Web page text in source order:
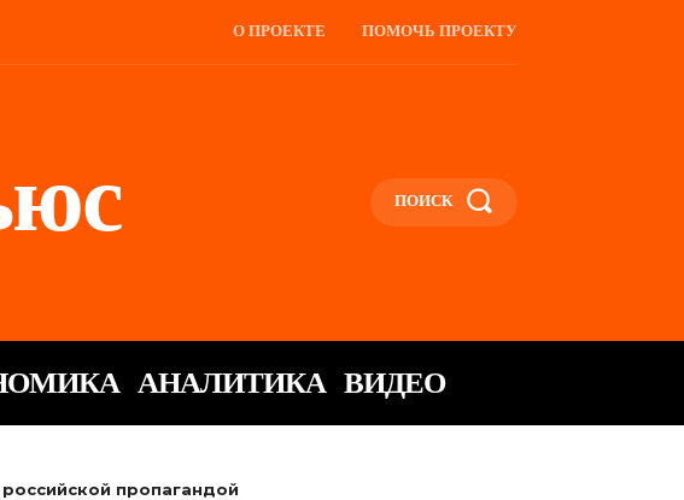
О ПРОЕКТЕ ПОМОЧЬ ПРОЕКТУ
ПОИСК
АНАЛИТИКА ВИДЕО
пропагандой